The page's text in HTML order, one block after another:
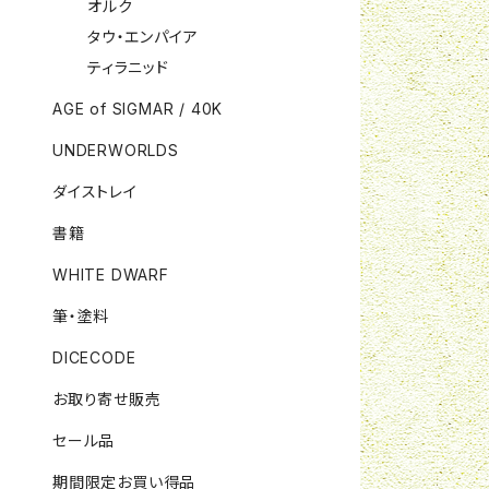
オルク
タウ・エンパイア
ティラニッド
AGE of SIGMAR / 40K
UNDERWORLDS
ダイストレイ
書籍
WHITE DWARF
筆・塗料
DICECODE
お取り寄せ販売
セール品
期間限定お買い得品